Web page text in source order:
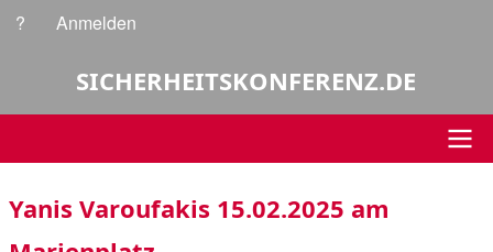
Direkt
Benutzermenü
? Anmelden
SICHERHEITSKONFERENZ.DE
Hauptnavigation
Yanis Varoufakis 15.02.2025 am